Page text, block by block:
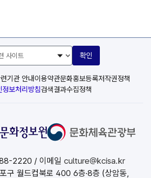
기관 안내이용약관문화홍보등록저작권정책
정보처리방침검색결과수집정책
확인
2220 / 이메일 culture@kcisa.kr
구 월드컵북로 400 6층·8층 (상암동,